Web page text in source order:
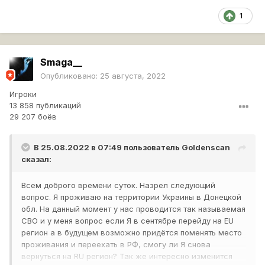
1
Smaga__
Опубликовано: 25 августа, 2022
Игроки
13 858 публикаций
29 207 боёв
В 25.08.2022 в 07:49 пользователь Goldenscan
сказал:
Всем доброго времени суток. Назрел следующий
вопрос. Я проживаю на территории Украины в Донецкой
обл. На данный момент у нас проводится так называемая
СВО и у меня вопрос если Я в сентябре перейду на EU
регион а в будущем возможно придётся поменять место
проживания и переехать в РФ, смогу ли Я снова
вернуться на RU регион? Так же интересно изменится